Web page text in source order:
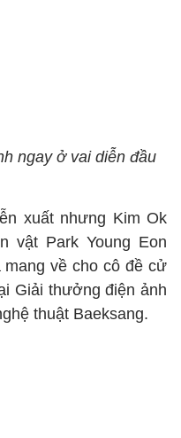
ngay ở vai diễn đầu
xuất nhưng Kim Ok
vật Park Young Eon
mang về cho cô đề cử
Giải thưởng điện ảnh
thuật Baeksang.